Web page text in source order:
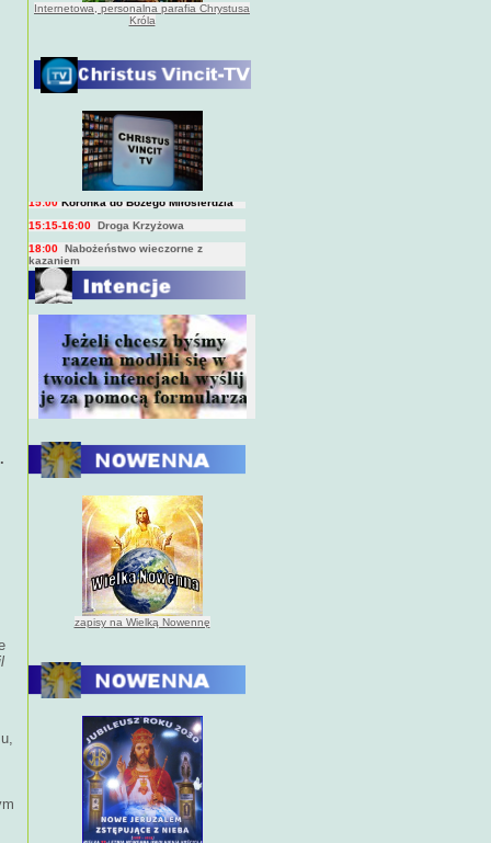
Internetowa, personalna parafia Chrystusa
Króla
BIEŻĄCY PROGRAM TRANSMISJI
BEZPOŚREDNICH(na żywo)
Msza święta
Koronka do Bożego Miłosierdzia
15:15-16:00 Droga Krzyżowa
kazaniem
10:00 Niedzielna Msza święta w miarę
możliwości ks. Piotra
zapisy na Wielką Nowennę